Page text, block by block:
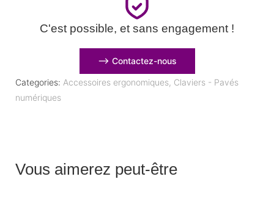
C'est possible, et sans engagement !
⟶ Contactez-nous
Categories: Accessoires ergonomiques, Claviers - Pavés
numériques
Vous aimerez peut-être